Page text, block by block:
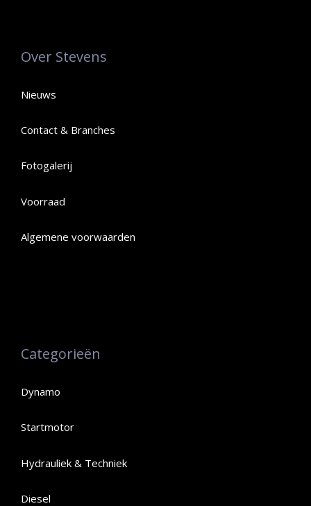
Over Stevens
Nieuws
Contact & Branches
Fotogalerij
Voorraad
Algemene voorwaarden
Categorieën
Dynamo
Startmotor
Hydrauliek & Techniek
Diesel